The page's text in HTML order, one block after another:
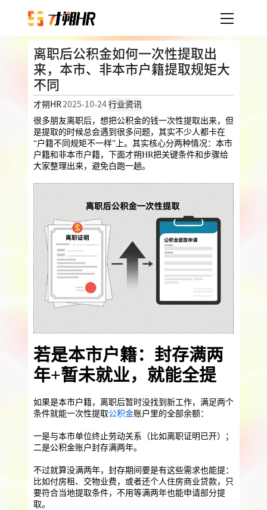
产品服务
企业人事外包
企业社保 薪税服务 劳务派遣
用工外包
业务外包 岗位外包 灵活用工
员工福利
员工商保 员工关怀
福利采购
法务咨询
提供一站式员工法务咨询
企业助残残保业务
社保公积金缴纳 上海落户规划 海积分办理
营销立减金 扫码营销红包 城市优惠券
服务案例
内容中心
联系我们
服务优势
离职后公积金如何一次性提取出
来，本市、非本市户籍提取规矩大
不同
才朔HR2025-10-24 行业资讯
很多朋友离职后，想把公积金的钱一次性提取出来，但
是提取的时候总会遇到很多问题，其实不少人都卡在
“户籍不同规矩不一样”上。其实核心分两种情况：本市
户籍和非本市户籍，下面才朔HR把关键条件和步骤给
大家整理出来，避免白跑一趟。
若是本市户籍：封存满两
年+暂未就业，就能全提
如果是本市户籍，离职后暂时没找到新工作，满足两个
条件就能一次性提取公积金账户里的全部余额：
一是与本市单位终止劳动关系（比如离职证明已开）；
二是公积金账户封存满两年。
不过就算没满两年，封存期间要是有这些需求也能提：
比如付房租、交物业费，或者还个人住房商业贷款，只
要符合当地提取条件，不用等满两年也能申请部分提
取。